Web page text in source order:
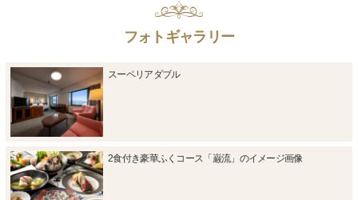
フォトギャラリー
スーペリアダブル
2食付き豪華ふくコース「巌流」のイメージ画像